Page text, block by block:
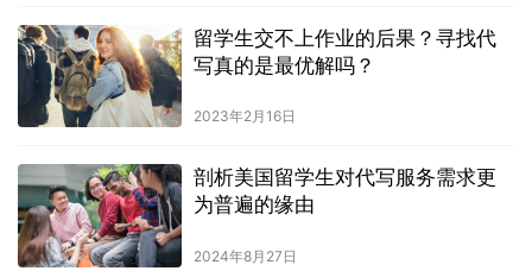
留学生交不上作业的后果？寻找代
写真的是最优解吗？
2023年2月16日
剖析美国留学生对代写服务需求更
为普遍的缘由
2024年8月27日